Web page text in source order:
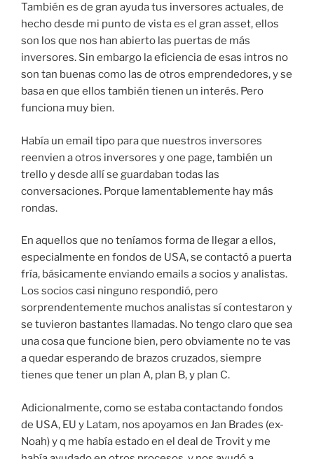
También es de gran ayuda tus inversores actuales, de
hecho desde mi punto de vista es el gran asset, ellos
son los que nos han abierto las puertas de más
inversores. Sin embargo la eficiencia de esas intros no
son tan buenas como las de otros emprendedores, y se
basa en que ellos también tienen un interés. Pero
funciona muy bien.
Había un email tipo para que nuestros inversores
reenvien a otros inversores y one page, también un
trello y desde allí se guardaban todas las
conversaciones. Porque lamentablemente hay más
rondas.
En aquellos que no teníamos forma de llegar a ellos,
especialmente en fondos de USA, se contactó a puerta
fría, básicamente enviando emails a socios y analistas.
Los socios casi ninguno respondió, pero
sorprendentemente muchos analistas sí contestaron y
se tuvieron bastantes llamadas. No tengo claro que sea
una cosa que funcione bien, pero obviamente no te vas
a quedar esperando de brazos cruzados, siempre
tienes que tener un plan A, plan B, y plan C.
Adicionalmente, como se estaba contactando fondos
de USA, EU y Latam, nos apoyamos en Jan Brades (ex-
Noah) y q me había estado en el deal de Trovit y me